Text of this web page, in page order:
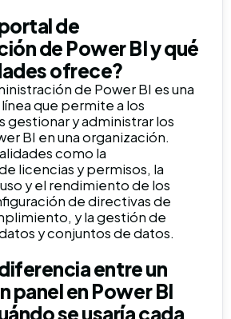
de
de Power BI y qué
ofrece?
de Power BI es una
que permite a los
gestionar y administrar los
BI en una organización.
como la
licencias y permisos, la
y el rendimiento de los
de directivas de
y la gestión de
y conjuntos de datos.
entre un
panel en Power BI
se usaría cada